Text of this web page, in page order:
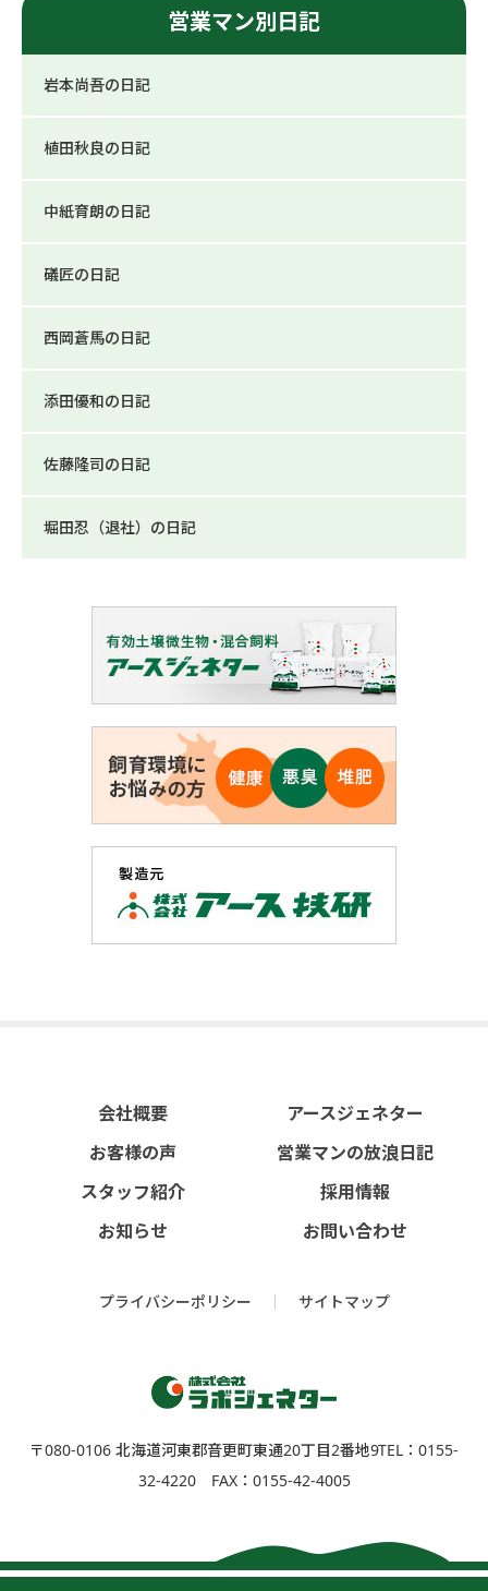
営業マン別日記
岩本尚吾の日記
植田秋良の日記
中紙育朗の日記
礒匠の日記
西岡蒼馬の日記
添田優和の日記
佐藤隆司の日記
堀田忍（退社）の日記
会社概要
アースジェネター
お客様の声
営業マンの放浪日記
スタッフ紹介
採用情報
お知らせ
お問い合わせ
プライバシーポリシー サイトマップ
〒080-0106 北海道河東郡⾳更町東通20丁⽬2番地9TEL：0155-
32-4220 FAX：0155-42-4005